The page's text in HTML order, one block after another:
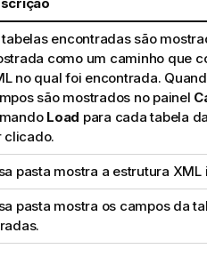
tabelas encontradas são
como um caminho que
no qual foi encontrada.
são mostrados no painel
Load para cada tabela
clicado.
pasta mostra a estrutura
pasta mostra os campos da